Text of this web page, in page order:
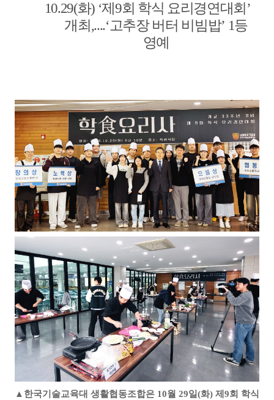
10.29(화) ‘제9회 학식 요리경연대회 ’
개최 ,....‘고추장 버터 비빔밥’ 1등
영예
▲ 한국기술교육대 생활협동조합은 10월 29일(화) 제 9회 학식